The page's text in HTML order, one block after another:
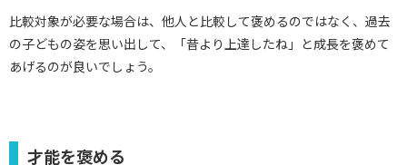
比較対象が必要な場合は、他人と比較して褒めるのではなく、過去
の子どもの姿を思い出して、「昔より上達したね」と成長を褒めて
あげるのが良いでしょう。
才能を褒める